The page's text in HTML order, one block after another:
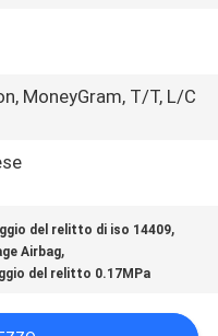
MoneyGram, T/T, L/C
del relitto di iso 14409,
Airbag,
del relitto 0.17MPa